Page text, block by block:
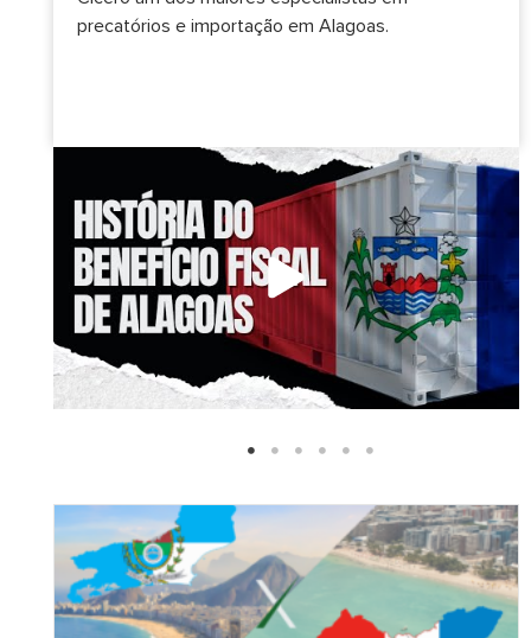
precatórios e importação em Alagoas.